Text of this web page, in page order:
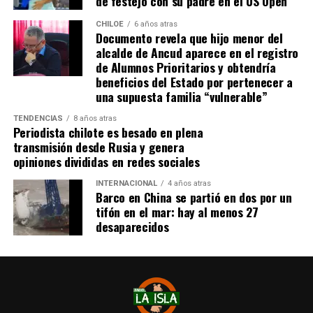
máxima en gol
Tras el tanto del delantero ‘cafetalero’, los jugadores
visitantes arremetieron contra sus rivales
argumentando que un jugador de River(Agustín
les gritó el festejo en la cara.
Tras los incidentes,Palavecino fue expulsado en
River. En Boca, en tanto, vieron la roja
Merentiel, Ezequiel Fernández y Nicolás Valentini
Fuente:Bio Bio
CHILOE 6 años atras
Documento revela que hijo menor del
alcalde de Ancud aparece en el registro
de Alumnos Prioritarios y obtendría
beneficios del Estado por pertenecer a
una supuesta familia “vulnerable”
TENDENCIAS 8 años atras
Periodista chilote es besado en plena
transmisión desde Rusia y genera
opiniones divididas en redes sociales
INTERNACIONAL 4 años atras
Barco en China se partió en dos por un
tifón en el mar: hay al menos 27
desaparecidos